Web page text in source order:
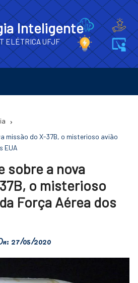
Inteligente
ELÉTRICA UFJF
missão do X-37B, o misterioso avião
EUA
sobre a nova
o misterioso
Força Aérea dos
27/05/2020